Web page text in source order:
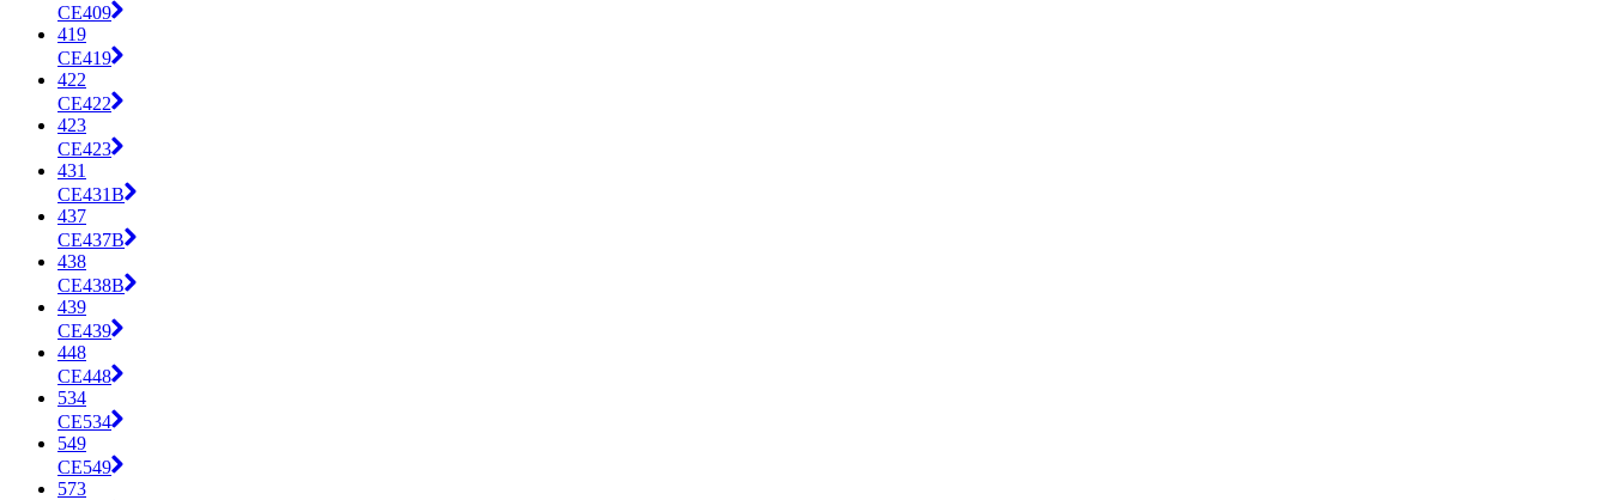
CE409
419
CE419
422
CE422
423
CE423
431
CE431B
437
CE437B
438
CE438B
439
CE439
448
CE448
534
CE534
549
CE549
573